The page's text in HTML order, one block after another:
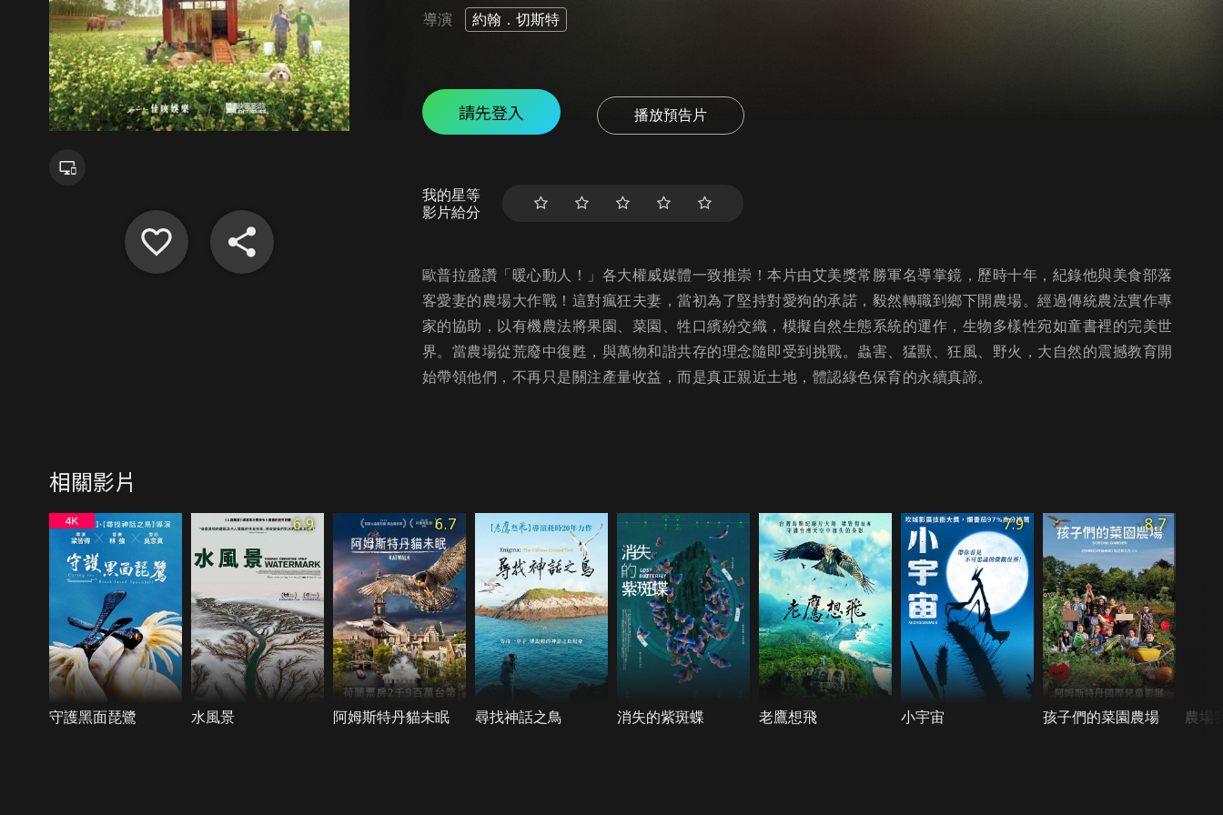
導演 約翰．切斯特
請先登入 播放預告片
我的星等
影片給分
歐普拉盛讚「暖心動人！」各大權威媒體一致推崇！本片由艾美獎常勝軍名導掌鏡，歷時十年，紀錄他與美食部落
客愛妻的農場大作戰！這對瘋狂夫妻，當初為了堅持對愛狗的承諾，毅然轉職到鄉下開農場。經過傳統農法實作專
家的協助，以有機農法將果園、菜園、牲口繽紛交織，模擬自然生態系統的運作，生物多樣性宛如童書裡的完美世
界。當農場從荒廢中復甦，與萬物和諧共存的理念隨即受到挑戰。蟲害、猛獸、狂風、野火，大自然的震撼教育開
始帶領他們，不再只是關注產量收益，而是真正親近土地，體認綠色保育的永續真諦。
相關影片
守護黑面琵鷺
6.9
水風景
6.7
阿姆斯特丹貓未眠 尋找神話之鳥 消失的紫斑蝶 老鷹想飛
7.9
小宇宙
8.7
孩子們的菜園農場 農場